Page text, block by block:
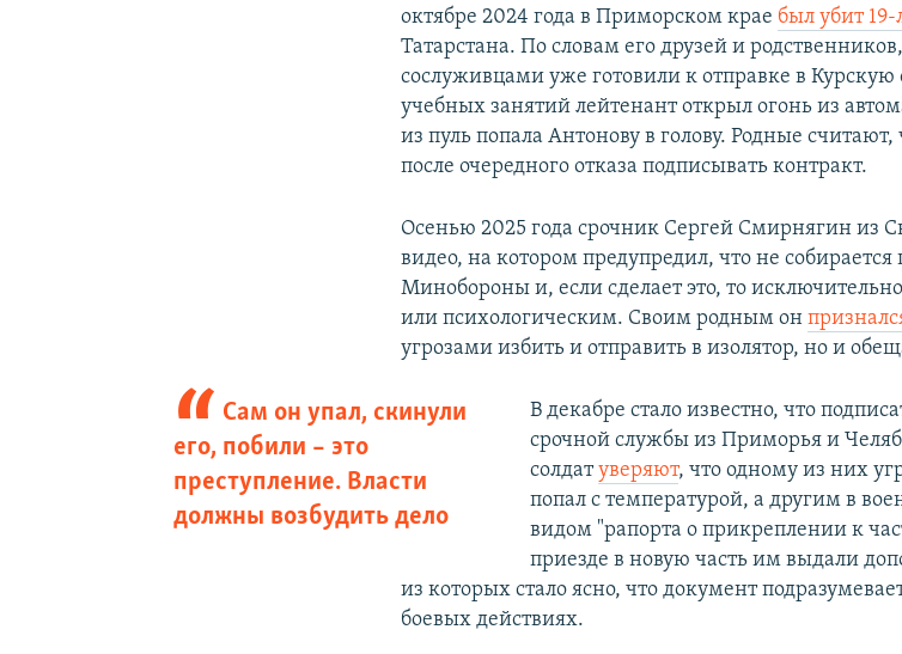
октябре 2024 года в Приморском крае был убит
Татарстана. По словам его друзей и
сослуживцами уже готовили к отправке в Курскую
учебных занятий лейтенант открыл огонь из
из пуль попала Антонову в голову. Родные
после очередного отказа подписывать контракт.
Осенью 2025 года срочник Сергей Смирнягин из
видео, на котором предупредил, что не собирается
Минобороны и, если сделает это, то
или психологическим. Своим родным он
угрозами избить и отправить в изолятор, но и
Сам он упал, скинули
его, побили – это
преступление. Власти
должны возбудить дело
В декабре стало известно, что
срочной службы из Приморья и
солдатуверяют, что одному из них
попал с температурой, а другим в
видом "рапорта о прикреплении к
приезде в новую часть им выдали
из которых стало ясно, что документ
боевых действиях.